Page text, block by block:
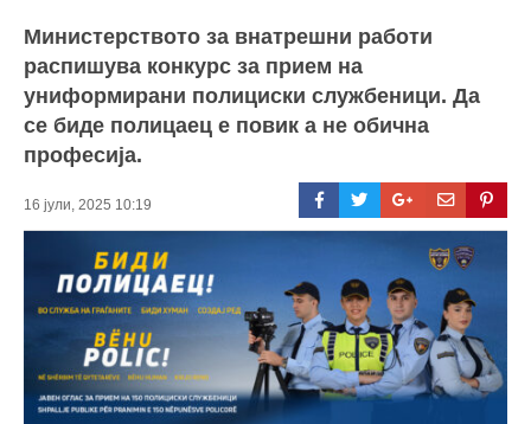
Министерството за внатрешни работи
распишува конкурс за прием на
униформирани полициски службеници. Да
се биде полицаец е повик а не обична
професија.
16 јули, 2025 10:19